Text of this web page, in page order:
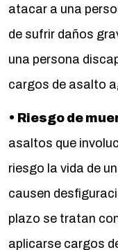
atacar a una
de sufrir daños
una persona
cargos de asalto
• Riesgo de
asaltos que
riesgo la vida de
causen
plazo se tratan
aplicarse cargos